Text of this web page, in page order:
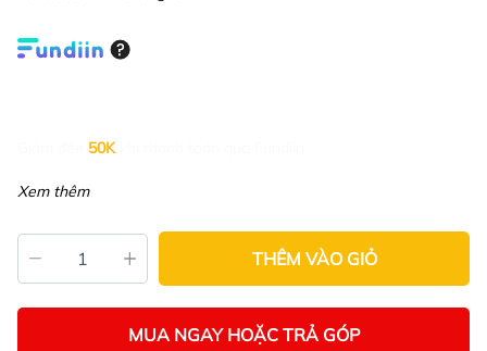
50K
Xem thêm
THÊM VÀO GIỎ
MUA NGAY HOẶC TRẢ GÓP